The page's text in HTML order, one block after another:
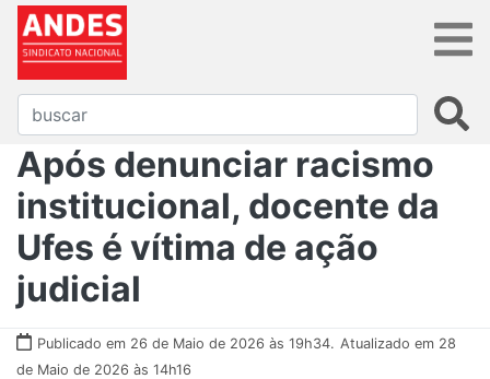
Após denunciar racismo
institucional, docente da
Ufes é vítima de ação
judicial
Publicado em 26 de Maio de 2026 às 19h34. Atualizado em 28
de Maio de 2026 às 14h16